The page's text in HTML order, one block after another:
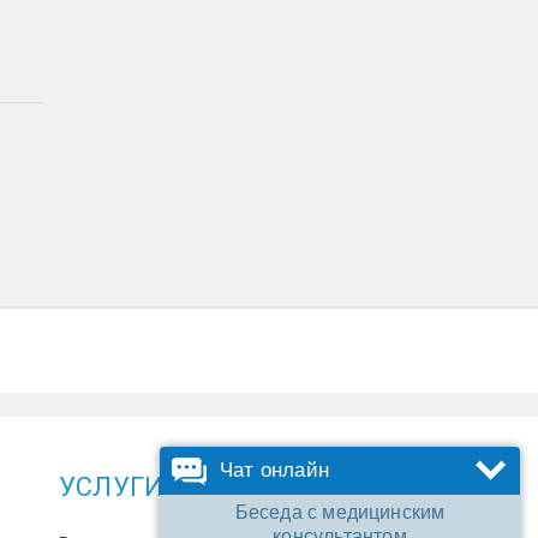
УСЛУГИ
Чат онлайн
Беседа с медицинским